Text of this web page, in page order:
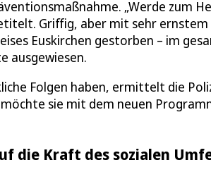
„Werde zum
Griffig, aber mit sehr
Euskirchen gestorben – im
ausgewiesen.
Folgen haben, ermittelt die
möchte sie mit dem neuen
die Kraft des sozialen